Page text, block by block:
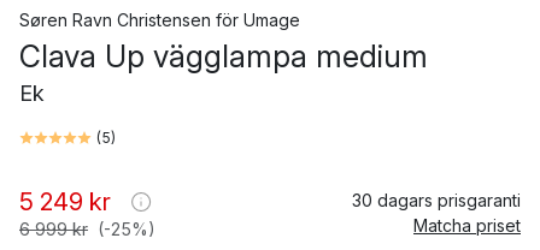
Søren Ravn Christensen för Umage
Clava Up vägglampa medium
Ek
(5)
5 249 kr
6 999 kr (-25%)
30 dagars prisgaranti
Matcha priset